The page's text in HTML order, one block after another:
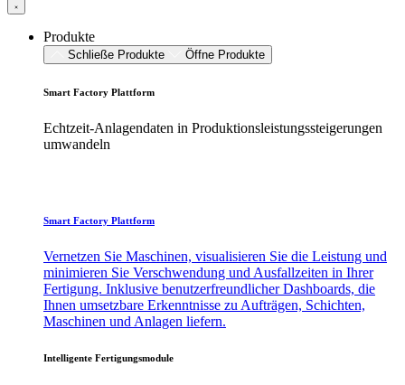
Produkte
Schließe Produkte Öffne Produkte
Smart Factory Plattform
Echtzeit-Anlagendaten in Produktionsleistungssteigerungen
umwandeln
Smart Factory Plattform
Vernetzen Sie Maschinen, visualisieren Sie die Leistung und
minimieren Sie Verschwendung und Ausfallzeiten in Ihrer
Fertigung. Inklusive benutzerfreundlicher Dashboards, die
Ihnen umsetzbare Erkenntnisse zu Aufträgen, Schichten,
Maschinen und Anlagen liefern.
Intelligente Fertigungsmodule